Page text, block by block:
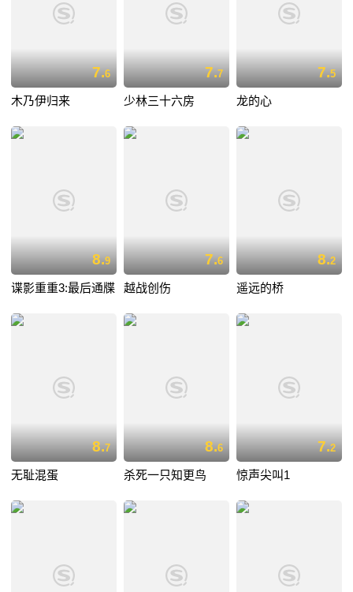
7.6
木乃伊归来
7.7
少林三十六房
7.5
龙的心
8.9
谍影重重3:最后通牒
7.6
越战创伤
8.2
遥远的桥
8.7
无耻混蛋
8.6
杀死一只知更鸟
7.2
惊声尖叫1